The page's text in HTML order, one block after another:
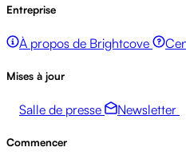
Entreprise
À propos de Brightcove
Mises à jour
Salle de presse Newsletter
Commencer